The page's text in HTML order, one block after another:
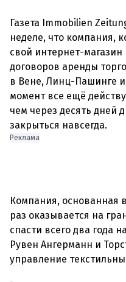
Газета Immobilien
неделе, что компания,
свой интернет-магазин
договоров аренды
в Вене, Линц-Пашинге
момент все ещё
чем через десять дней
Реклама
Компания, основанная
раз оказывается на
спасти всего два года
Рувен Ангерманн и